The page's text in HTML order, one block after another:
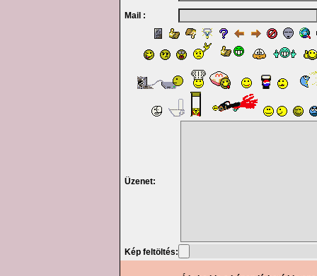
Mail :
Üzenet:
Kép feltöltés: